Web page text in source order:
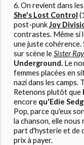
On revient dans
She's Lost Control
post-punkJoy
contrastes. Même si
une juste
sur scène leSister Ray
Underground.Le
femmes placées en
nazi dans les camps.
Retenons plutôt que
encore qu'Edie
Pop, parce qu'eux
la chanson, elle nous
part d'hysterie et de
prix à payer.